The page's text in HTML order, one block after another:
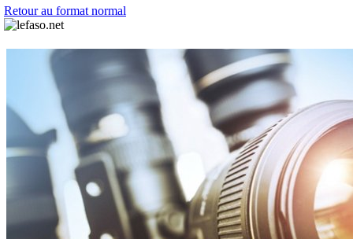
Retour au format normal